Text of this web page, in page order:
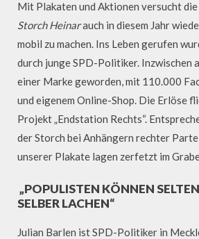
Mit Plakaten und Aktionen versucht
Storch Heinarauch in diesem Jahr
mobil zu machen. Ins Leben gerufen
durch junge SPD-Politiker. Inzwischen
einer Marke geworden, mit 110.000
und eigenem Online-Shop. Die Erlöse
Projekt „Endstation Rechts“.
der Storch bei Anhängern rechter
unserer Plakate lagen zerfetzt im
„POPULISTEN KÖNNEN
SELBER LACHEN“
Julian Barlen ist SPD-Politiker in